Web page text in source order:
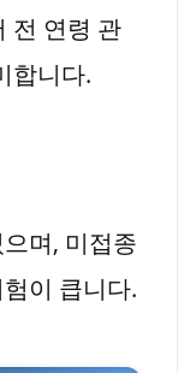
전 연령 관
합니다.
며, 미접종
이 큽니다.